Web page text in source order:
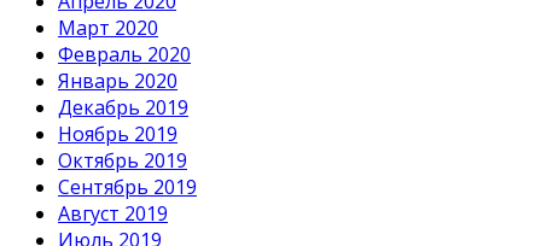
Март 2020
Февраль 2020
Январь 2020
Декабрь 2019
Ноябрь 2019
Октябрь 2019
Сентябрь 2019
Август 2019
Июль 2019